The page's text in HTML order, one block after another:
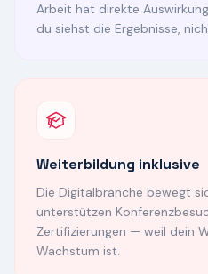
Arbeit hat direkte
du siehst die Ergebnisse,
Weiterbildung inklusive
Die Digitalbranche bewegt
unterstützen
Zertifizierungen — weil dein
Wachstum ist.